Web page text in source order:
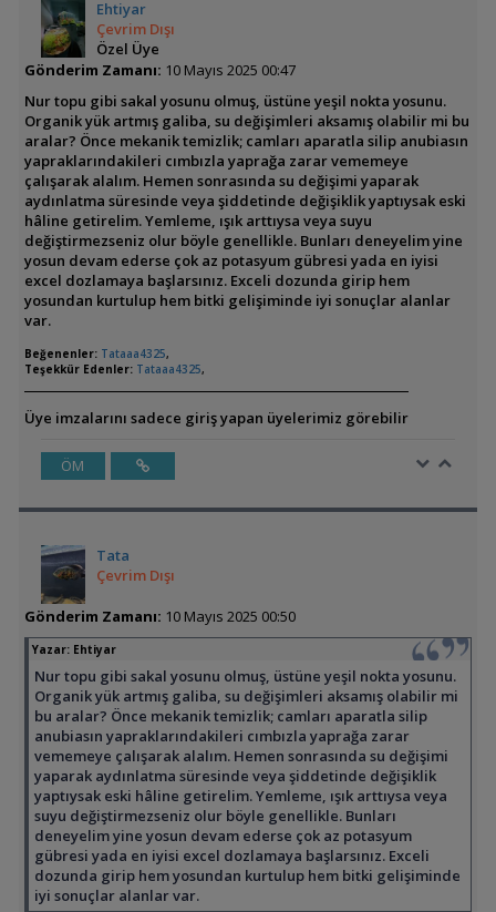
Ehtiyar
Çevrim Dışı
Özel Üye
Gönderim Zamanı: 10 Mayıs 2025 00:47
Nur topu gibi sakal yosunu olmuş, üstüne yeşil nokta yosunu.
Organik yük artmış galiba, su değişimleri aksamış olabilir mi bu
aralar? Önce mekanik temizlik; camları aparatla silip anubiasın
yapraklarındakileri cımbızla yaprağa zarar vememeye
çalışarak alalım. Hemen sonrasında su değişimi yaparak
aydınlatma süresinde veya şiddetinde değişiklik yaptıysak eski
hâline getirelim. Yemleme, ışık arttıysa veya suyu
değiştirmezseniz olur böyle genellikle. Bunları deneyelim yine
yosun devam ederse çok az potasyum gübresi yada en iyisi
excel dozlamaya başlarsınız. Exceli dozunda girip hem
yosundan kurtulup hem bitki gelişiminde iyi sonuçlar alanlar
var.
Beğenenler: Tataaa4325,
Teşekkür Edenler: Tataaa4325,
Üye imzalarını sadece giriş yapan üyelerimiz görebilir
ÖM
Tata
Çevrim Dışı
Gönderim Zamanı: 10 Mayıs 2025 00:50
Yazar: Ehtiyar
Nur topu gibi sakal yosunu olmuş, üstüne yeşil nokta yosunu.
Organik yük artmış galiba, su değişimleri aksamış olabilir mi
bu aralar? Önce mekanik temizlik; camları aparatla silip
anubiasın yapraklarındakileri cımbızla yaprağa zarar
vememeye çalışarak alalım. Hemen sonrasında su değişimi
yaparak aydınlatma süresinde veya şiddetinde değişiklik
yaptıysak eski hâline getirelim. Yemleme, ışık arttıysa veya
suyu değiştirmezseniz olur böyle genellikle. Bunları
deneyelim yine yosun devam ederse çok az potasyum
gübresi yada en iyisi excel dozlamaya başlarsınız. Exceli
dozunda girip hem yosundan kurtulup hem bitki gelişiminde
iyi sonuçlar alanlar var.